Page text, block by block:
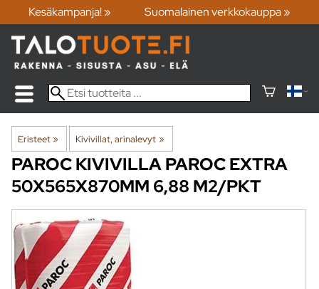
Kesäkampanja! » Suomalainen verkkokauppa »
Eristeet‪» Kivivillat, arinalevyt ‪»
PAROCKIVIVILLA PAROC EXTRA
50X565X870MM 6,88 M2/PKT